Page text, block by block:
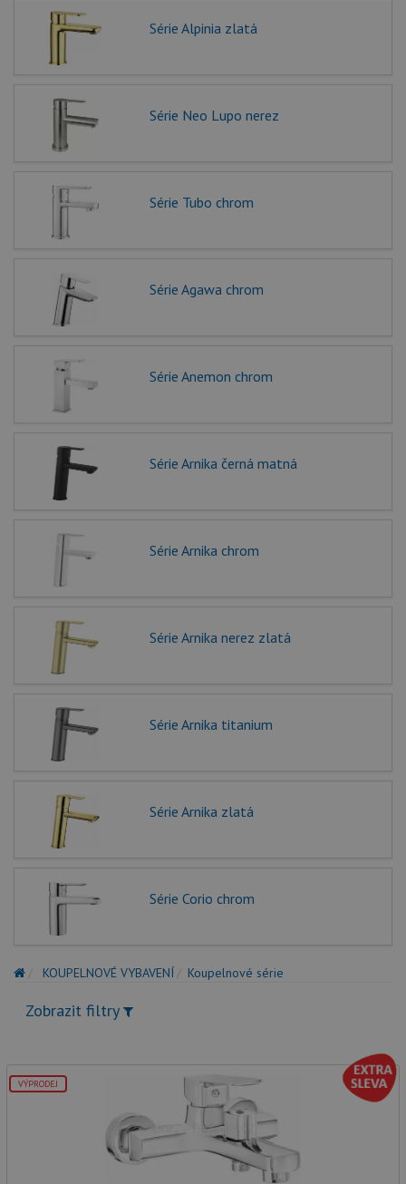
Série Alpinia zlatá
Série Neo Lupo nerez
Série Tubo chrom
Série Agawa chrom
Série Anemon chrom
Série Arnika černá matná
Série Arnika chrom
Série Arnika nerez zlatá
Série Arnika titanium
Série Arnika zlatá
Série Corio chrom
KOUPELNOVÉ VYBAVENÍ Koupelnové série
Zobrazit filtry
VÝPRODEJ